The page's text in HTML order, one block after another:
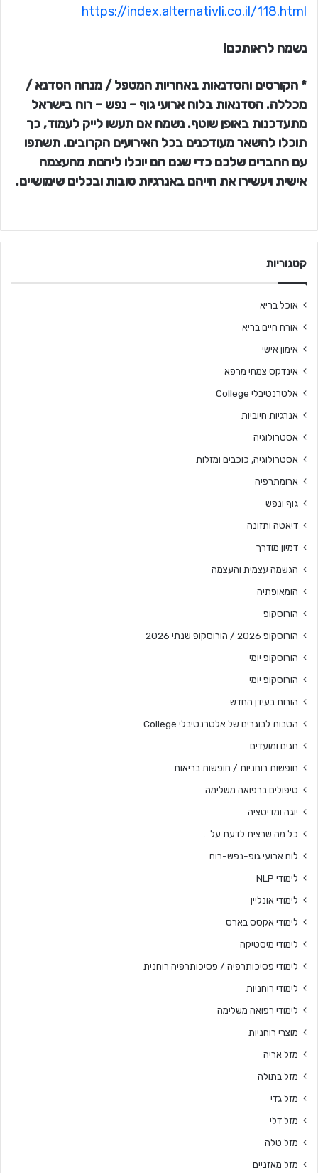
https://index.alternativli.co.il/118.html
נשמח לראותכם!
* הקורסים והסדנאות באחריות המטפל / מנחה הסדנא /
מכללה. הסדנאות בלוח ארועי גוף – נפש – רוח בישראל
מתעדכנות באופן שוטף. נשמח אם תעשו לייק לעמוד, כך
תוכלו להשאר מעודכנים בכל האירועים הקרובים. תשתפו
עם החברים שלכם כדי שגם הם יוכלו ליהנות מהעצמה
אישית ויעשירו את חייהם באנרגיות טובות ובכלים שימושיים.
קטגוריות
אוכל בריא
אורח חיים בריא
אימון אישי
אינדקס צמחי מרפא
אלטרנטיבלי College
אנרגיות חיוביות
אסטרולוגיה
אסטרולוגיה, כוכבים ומזלות
ארומתרפיה
גוף ונפש
דיאטה ותזונה
דמיון מודרך
הגשמה עצמית והעצמה
הומאופתיה
הורוסקופ
הורוסקופ 2026 / הורוסקופ שנתי 2026
הורוסקופ יומי
הורוסקופ יומי
הורות בעידן החדש
הטבות לבוגרים של אלטרנטיבלי College
חגים ומועדים
חופשות רוחניות / חופשות בריאות
טיפולים ברפואה משלימה
יוגה ומדיטציה
כל מה שרצית לדעת על…
לוח ארועי גופ-נפש-רוח
לימודי NLP
לימודי אונליין
לימודי אקסס בארס
לימודי מיסטיקה
לימודי פסיכותרפיה / פסיכותרפיה רוחנית
לימודי רוחניות
לימודי רפואה משלימה
מוצרי רוחניות
מזל אריה
מזל בתולה
מזל גדי
מזל דלי
מזל טלה
מזל מאזניים